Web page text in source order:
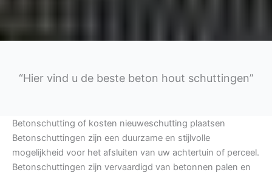
“Hier vind u de beste beton hout schuttingen”
Betonschutting of kosten nieuweschutting plaatsen
Betonschuttingen zijn een duurzame en stijlvolle
mogelijkheid voor het afsluiten van uw achtertuin of perceel.
Betonschuttingen zijn vervaardigd van betonnen palen en